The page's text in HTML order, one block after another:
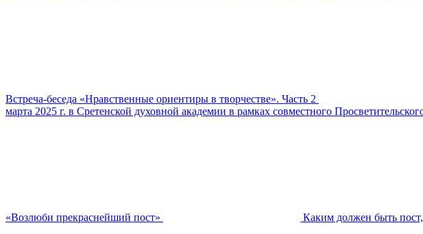
Встреча-беседа «Нравственные ориентиры в творчестве». Часть 2
марта 2025 г. в Сретенской духовной академии в рамках совместного
«Возлюби прекраснейший пост» Каким должен быть